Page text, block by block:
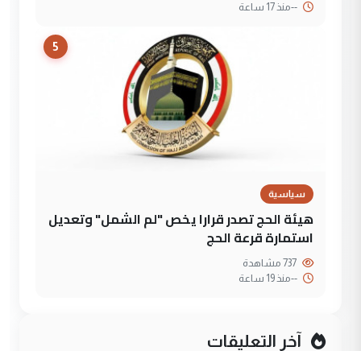
--منذ 17 ساعة
5
سياسية
هيئة الحج تصدر قرارا يخص "لم الشمل" وتعديل
استمارة قرعة الحج
--منذ 19 ساعة
آخر التعليقات